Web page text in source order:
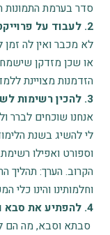
סדר בערמת התמונות
2. לעבוד על פרוייקט קהילתי קטן –
לא מכבר ואין לה
או שכן מזדקן
הזדמנות מצויינת
3. להכין רשימות לשנה הבאה –
אנחנו שוכחים לברר
לי להשיג בשנת
וספורט ואפילו
הקרוב. הערך: תהליך
וחלמותינו והינו כלי
4. להפתיע את סבא
סבתא וסבא, מה הם